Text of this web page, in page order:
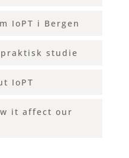
IoPT i Bergen
studie
IoPT
it affect our